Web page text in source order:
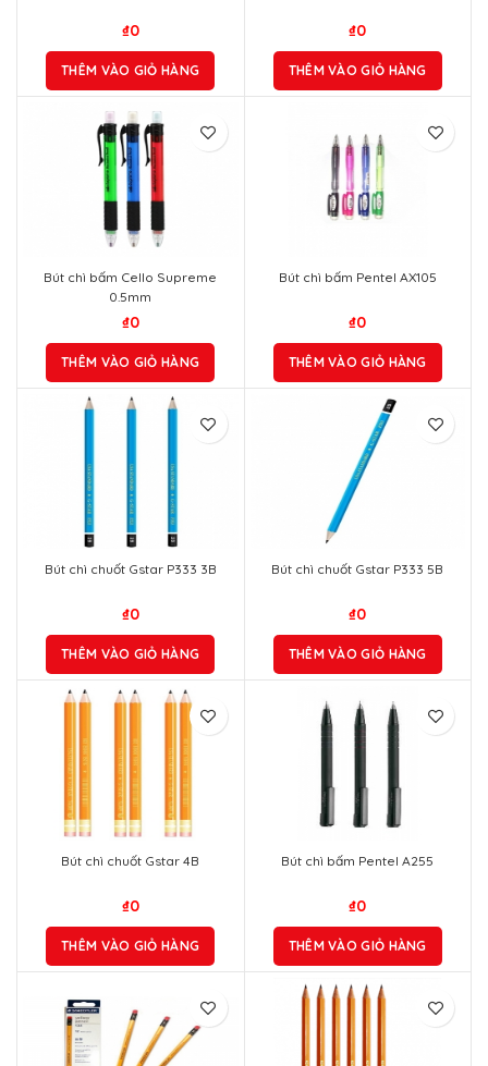
₫0
THÊM VÀO GIỎ HÀNG
₫0
THÊM VÀO GIỎ HÀNG
Bút chì bấm Cello Supreme
0.5mm
₫0
THÊM VÀO GIỎ HÀNG
Bút chì bấm Pentel AX105
₫0
THÊM VÀO GIỎ HÀNG
Bút chì chuốt Gstar P333 3B
₫0
THÊM VÀO GIỎ HÀNG
Bút chì chuốt Gstar P333 5B
₫0
THÊM VÀO GIỎ HÀNG
Bút chì chuốt Gstar 4B
₫0
THÊM VÀO GIỎ HÀNG
Bút chì bấm Pentel A255
₫0
THÊM VÀO GIỎ HÀNG